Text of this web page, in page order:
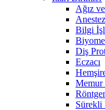
Ağız
Bilgi
Diş
Eczacı
Memur
Sürekli